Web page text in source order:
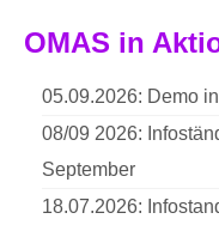
OMAS in
05.09.2026: Demo
08/09 2026:
September
18.07.2026: